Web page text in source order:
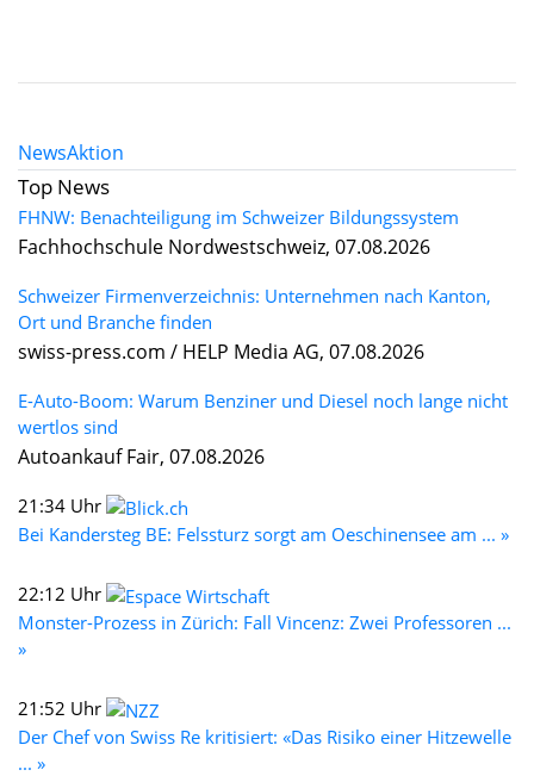
NewsAktion
Top News
FHNW: Benachteiligung im Schweizer Bildungssystem
Fachhochschule Nordwestschweiz, 07.08.2026
Schweizer Firmenverzeichnis: Unternehmen nach Kanton,
Ort und Branche finden
swiss-press.com / HELP Media AG, 07.08.2026
E-Auto-Boom: Warum Benziner und Diesel noch lange nicht
wertlos sind
Autoankauf Fair, 07.08.2026
21:34 Uhr
Bei Kandersteg BE: Felssturz sorgt am Oeschinensee am ... »
22:12 Uhr
Monster-Prozess in Zürich: Fall Vincenz: Zwei Professoren ...
»
21:52 Uhr
Der Chef von Swiss Re kritisiert: «Das Risiko einer Hitzewelle
... »